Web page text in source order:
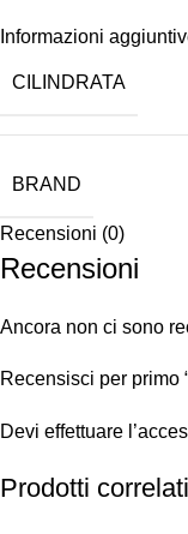
Informazioni
CILINDRATA
BRAND
Recensioni (0)
Recensioni
Ancora non ci sono
Recensisci per primo
Devi effettuare
Prodotti correlati